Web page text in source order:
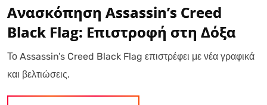
Ανασκόπηση Assassin’s Creed
Black Flag: Επιστροφή στη Δόξα
Το Assassin’s Creed Black Flag επιστρέφει με νέα γραφικά
και βελτιώσεις.